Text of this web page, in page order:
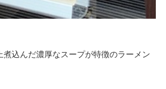
込んだ濃厚なスープが特徴のラーメン